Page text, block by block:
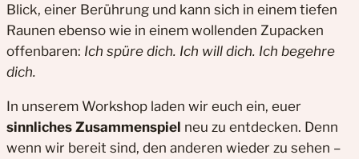
Blick, einer Berührung und kann sich in einem tiefen
Raunen ebenso wie in einem wollenden Zupacken
offenbaren: Ich spüre dich. Ich will dich. Ich begehre
dich.
In unserem Workshop laden wir euch ein, euer
sinnliches Zusammenspiel neu zu entdecken. Denn
wenn wir bereit sind, den anderen wieder zu sehen –